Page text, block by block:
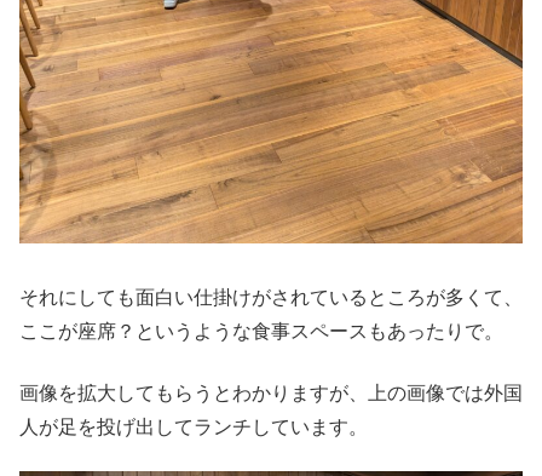
それにしても面白い仕掛けがされているところが多くて、
ここが座席？というような食事スペースもあったりで。
画像を拡大してもらうとわかりますが、上の画像では外国
人が足を投げ出してランチしています。